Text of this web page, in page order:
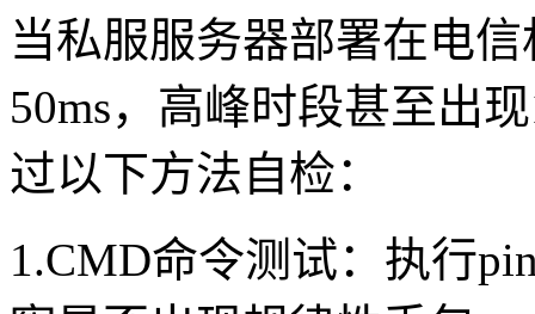
当私服服务器部署在电
50ms，高峰时段甚至出
过以下方法自检：
1.CMD命令测试：执行